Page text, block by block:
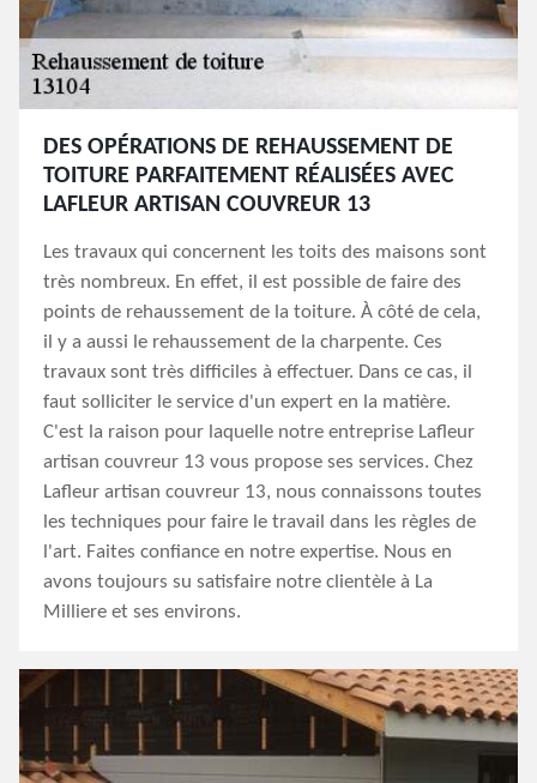
DES OPÉRATIONS DE REHAUSSEMENT DE
TOITURE PARFAITEMENT RÉALISÉES AVEC
LAFLEUR ARTISAN COUVREUR 13
Les travaux qui concernent les toits des maisons sont
très nombreux. En effet, il est possible de faire des
points de rehaussement de la toiture. À côté de cela,
il y a aussi le rehaussement de la charpente. Ces
travaux sont très difficiles à effectuer. Dans ce cas, il
faut solliciter le service d'un expert en la matière.
C'est la raison pour laquelle notre entreprise Lafleur
artisan couvreur 13 vous propose ses services. Chez
Lafleur artisan couvreur 13, nous connaissons toutes
les techniques pour faire le travail dans les règles de
l'art. Faites confiance en notre expertise. Nous en
avons toujours su satisfaire notre clientèle à La
Milliere et ses environs.